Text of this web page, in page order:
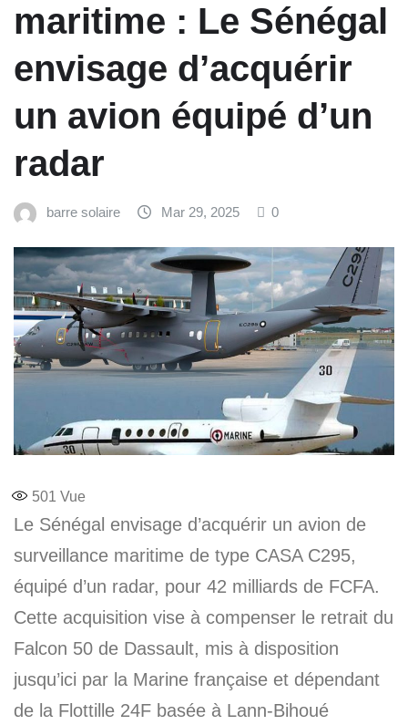
maritime : Le Sénégal
envisage d’acquérir
un avion équipé d’un
radar
barre solaire Mar 29, 2025 0
501 Vue
Le Sénégal envisage d’acquérir un avion de
surveillance maritime de type CASA C295,
équipé d’un radar, pour 42 milliards de FCFA.
Cette acquisition vise à compenser le retrait du
Falcon 50 de Dassault, mis à disposition
jusqu’ici par la Marine française et dépendant
de la Flottille 24F basée à Lann-Bihoué